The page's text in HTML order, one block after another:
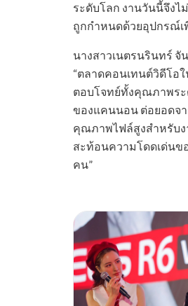
ระดับโลก งานวันนี้จึง
ถูกกำหนดด้วยอุปกรณ์เ
นางสาวเนตรนรินทร์
“ตลาดคอนเทนต์วิดีโอ
ตอบโจทย์ทั้งคุณภาพระ
ของแคนนอน ต่อยอดจา
คุณภาพไฟล์สูงสำหรับงา
สะท้อนความโดดเด่นข
คน”